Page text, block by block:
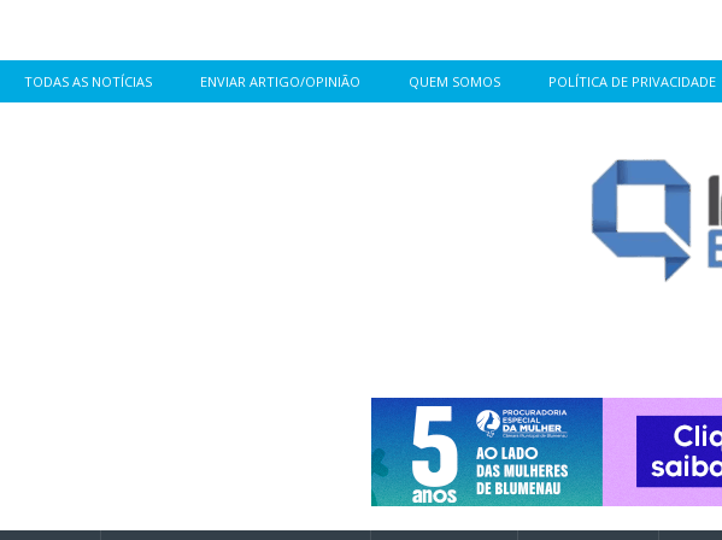
TODAS AS NOTÍCIAS ENVIAR ARTIGO/OPINIÃO QUEM SOMOS POLÍTICA DE PRIVACIDADE